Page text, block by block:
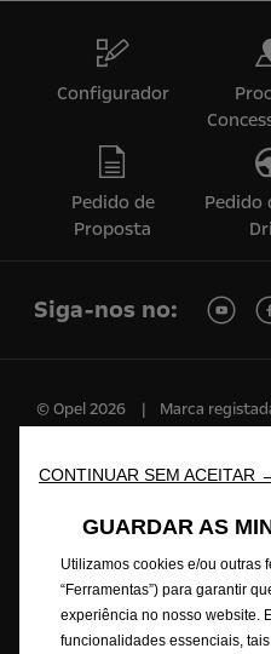
Configurador
Pedido de
Proposta
Pedido
Siga-nos no:
© Opel 2026
Marca
Opel Internacional
Consentimento Cookies
Este website/aplicação é
sede social em Bahnhofsplatz,
CONTINUAR SEM ACEITAR
GUARDAR AS
Utilizamos cookies e/ou outras
“Ferramentas”) para garantir
experiência no nosso website.
funcionalidades essenciais,